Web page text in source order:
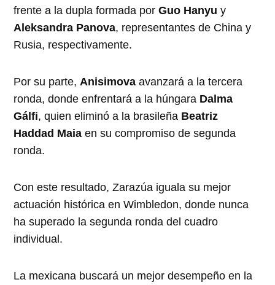
frente a la dupla formada porGuo Hanyu y
Aleksandra Panova, representantes de China y
Rusia, respectivamente.
Por su parte, Anisimova avanzará a la tercera
ronda, donde enfrentará a la húngara Dalma
Gálfi, quien eliminó a la brasileña Beatriz
Haddad Maia en su compromiso de segunda
ronda.
Con este resultado, Zarazúa iguala su mejor
actuación histórica en Wimbledon, donde nunca
ha superado la segunda ronda del cuadro
individual.
La mexicana buscará un mejor desempeño en la